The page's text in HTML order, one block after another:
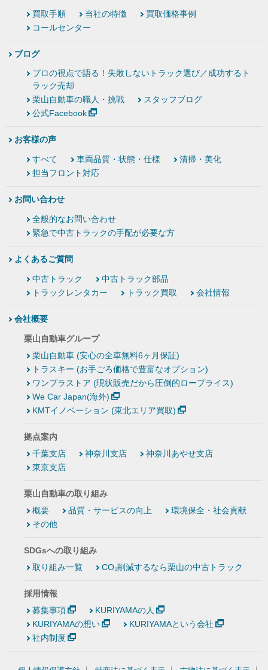
買取手順 当社の特徴
買取価格事例
コールセンター
ブログ
プロの視点で語る！失敗しないトラック選び／成功するト
ラック売却
栗山自動車の職人・挑戦
スタッフブログ
公式Facebook
お客様の声
すべて 車両品質・状態・仕様
清掃・美化
担当フロント対応
お問い合わせ
全般的なお問い合わせ
緊急で中古トラックの手配が必要な方
よくあるご質問
中古トラック
中古トラック部品
トラックレンタカー
トラック買取 会社情報
会社概要
栗山自動車グループ
栗山自動車 (安心の全車無料6ヶ月保証)
トラスキー (お手ごろ価格で豊富なオプション)
ワンプラストア (現状販売だから圧倒的ロープライス)
We Car Japan(海外)
KMTイノベーション (東北エリア買取)
拠点案内
千葉支店
神奈川支店
神奈川あやせ支店
東京支店
栗山自動車の取り組み
概要
品質・サービスの向上
環境保全・社会貢献
その他
SDGsへの取り組み
取り組み一覧
CO₂削減するなら栗山の中古トラック
採用情報
募集事項
KURIYAMAの人
KURIYAMAの想い
KURIYAMAという会社
社内制度